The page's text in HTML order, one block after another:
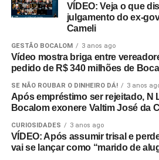
VÍDEO: Veja o que
julgamento do ex-
Cameli
GESTÃO BOCALOM 3 anos ago
Vídeo mostra briga entre
pedido de R$ 340 milhões de
SE NÃO ROUBAR O DINHEIRO DÁ! 3 anos
Após empréstimo ser rejeitado, N
Bocalom exonere Valtim José da
CURIOSIDADES 3 anos ago
VÍDEO: Após assumir trisal e
vai se lançar como “marido de